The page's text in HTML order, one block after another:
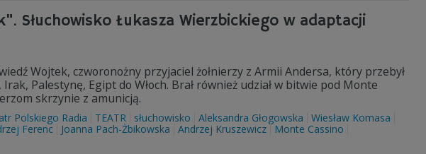
Słuchowisko Łukasza Wierzbickiego w adaptacji
Wojtek, czworonożny przyjaciel żołnierzy z Armii Andersa, który przebył
Palestynę, Egipt do Włoch. Brał również udział w bitwie pod Monte
skrzynie z amunicją.
Polskiego Radia TEATR słuchowisko Aleksandra Głogowska
Wiesław Komasa
Ferenc Joanna Pach-Żbikowska Andrzej Kruszewicz
Monte Cassino